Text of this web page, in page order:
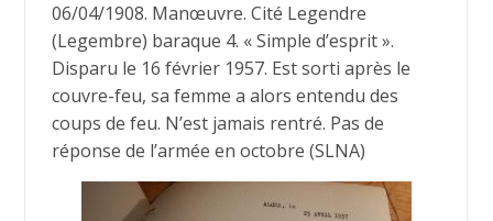
06/04/1908. Manœuvre. Cité Legendre
(Legembre) baraque 4. « Simple d’esprit ».
Disparu le 16 février 1957. Est sorti après le
couvre-feu, sa femme a alors entendu des
coups de feu. N’est jamais rentré. Pas de
réponse de l’armée en octobre (SLNA)